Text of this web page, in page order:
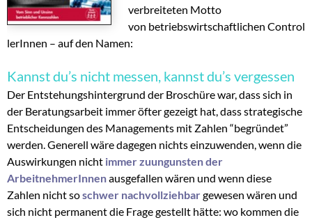
verbreiteten Motto
von betriebswirtschaftlichen Control
lerInnen – auf den Namen:
Kannst du’s nicht messen, kannst du’s vergessen
Der Entstehungshintergrund der Broschüre war, dass sich in
der Beratungsarbeit immer öfter gezeigt hat, dass strategische
Entscheidungen des Managements mit Zahlen “begründet”
werden. Generell wäre dagegen nichts einzuwenden, wenn die
Auswirkungen nicht immer zuungunsten der
ArbeitnehmerInnenausgefallen wären und wenn diese
Zahlen nicht soschwer nachvollziehbargewesen wären und
sich nicht permanent die Frage gestellt hätte: wo kommen die